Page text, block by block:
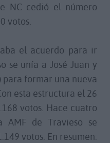
NC cedió el número
votos.
el acuerdo para ir
se unía a José Juan y
para formar una nueva
esta estructura el 26
votos. Hace cuatro
AMF de Travieso se
votos. En resumen: